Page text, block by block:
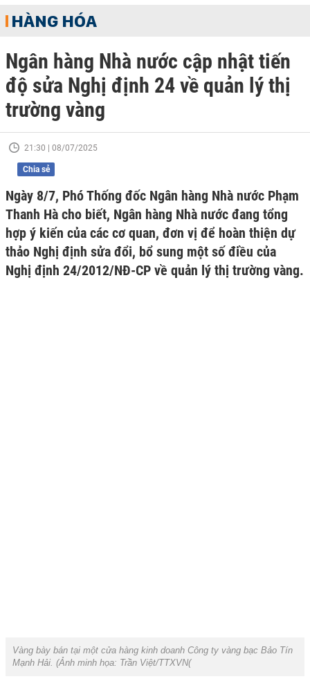
HÀNG HÓA
Ngân hàng Nhà nước cập nhật tiến
độ sửa Nghị định 24 về quản lý thị
trường vàng
21:30 | 08/07/2025
Chia sẻ
Ngày 8/7, Phó Thống đốc Ngân hàng Nhà nước Phạm
Thanh Hà cho biết, Ngân hàng Nhà nước đang tổng
hợp ý kiến của các cơ quan, đơn vị để hoàn thiện dự
thảo Nghị định sửa đổi, bổ sung một số điều của
Nghị định 24/2012/NĐ-CP về quản lý thị trường vàng.
Vàng bày bán tại một cửa hàng kinh doanh Công ty vàng bạc Bảo Tín
Mạnh Hải. (Ảnh minh họa: Trần Việt/TTXVN(